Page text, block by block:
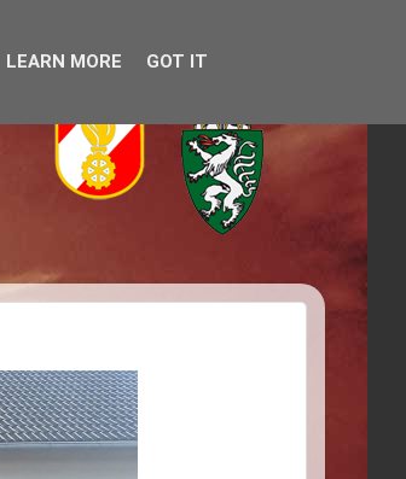
LEARN MORE GOT IT